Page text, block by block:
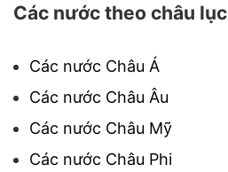
Các nước theo châu lục
Các nước Châu Á
Các nước Châu Âu
Các nước Châu Mỹ
Các nước Châu Phi